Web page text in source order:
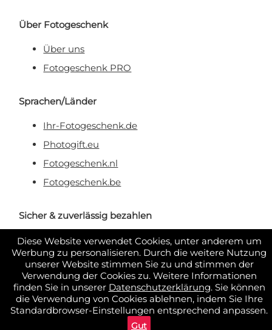
Diese Website verwendet Cookies, unter anderem um
Werbung zu personalisieren. Durch die weitere Nutzung
unserer Website stimmen Sie zu und stimmen der
Verwendung der Cookies zu. Weitere Informationen
finden Sie in unserer Datenschutzerklärung. Sie können
die Verwendung von Cookies ablehnen, indem Sie Ihre
Standardbrowser-Einstellungen entsprechend anpassen.
Gut
Über Fotogeschenk
Über uns
Fotogeschenk PRO
Sprachen/Länder
Ihr-Fotogeschenk.de
Photogift.eu
Fotogeschenk.nl
Fotogeschenk.be
Sicher & zuverlässig bezahlen